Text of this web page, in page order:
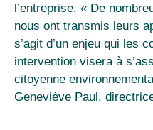
l’entreprise. « De
nous ont transmis leurs
s’agit d’un enjeu qui les
intervention visera à
citoyenne
Geneviève Paul,